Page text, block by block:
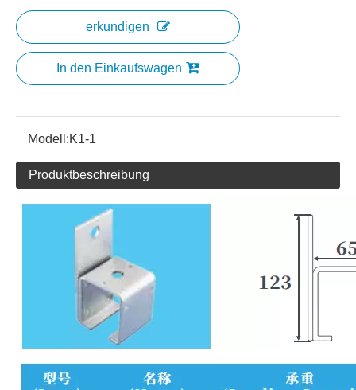
erkundigen
In den Einkaufswagen
Modell:K1-1
Produktbeschreibung